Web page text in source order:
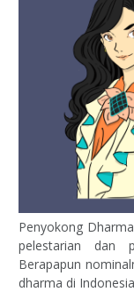
Penyokong
pelestarian dan
Berapapun
dharma di